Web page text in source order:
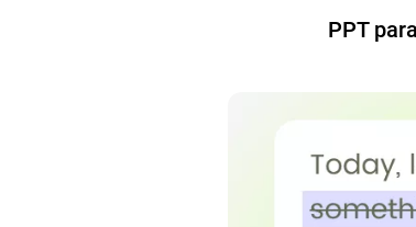
PPT